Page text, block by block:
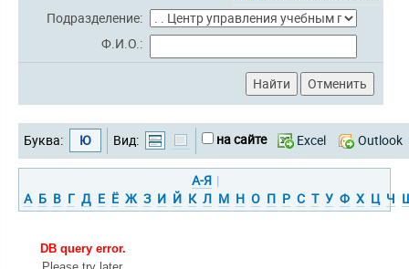
Подразделение:
Ф.И.О.:
Буква: Ю Вид: на сайте Excel Outlook
А-Я |
А Б В Г Д Е Ё Ж З И Й К Л М Н О П Р С Т У Ф Х Ц Ч
DB query error.